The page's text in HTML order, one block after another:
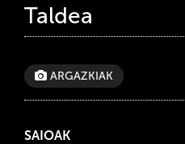
Taldea
ARGAZKIAK
SAIOAK